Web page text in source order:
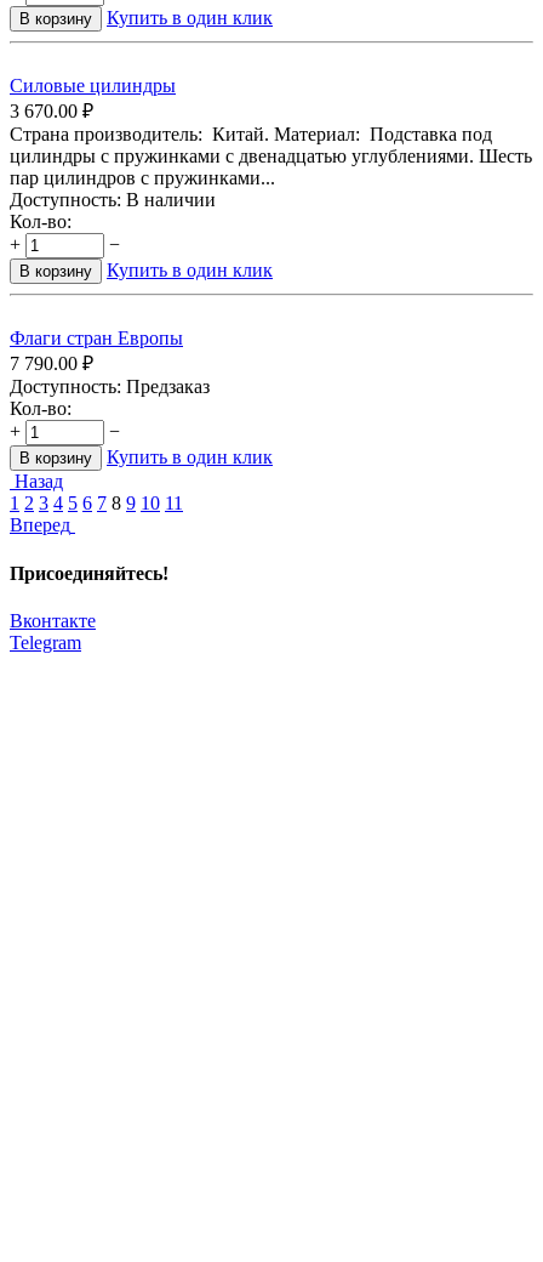
В корзину Купить в один клик
Силовые цилиндры
3 670.00 ₽
Страна производитель: Китай. Материал: Подставка под
цилиндры с пружинками с двенадцатью углублениями. Шесть
пар цилиндров с пружинками...
Доступность: В наличии
Кол-во:
+
−
В корзину Купить в один клик
Флаги стран Европы
7 790.00 ₽
Доступность: Предзаказ
Кол-во:
+
−
В корзину
Купить в один клик
Назад
1 2 3 4 5 6 7 8 9 10 11
Вперед
Присоединяйтесь!
Вконтакте
Telegram